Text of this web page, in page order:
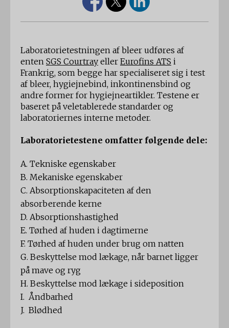
Laboratorietestningen af ​​bleer udføres af
enten SGS Courtray eller Eurofins ATS i
Frankrig, som begge har specialiseret sig i test
af bleer, hygiejnebind, inkontinensbind og
andre former for hygiejneartikler. Testene er
baseret på veletablerede standarder og
laboratoriernes interne metoder.
Laboratorietestene omfatter følgende dele:
A. Tekniske egenskaber
B. Mekaniske egenskaber
C. Absorptionskapaciteten af ​​den
absorberende kerne
D. Absorptionshastighed
E. Tørhed af huden i dagtimerne
F. Tørhed af huden under brug om natten
G. Beskyttelse mod lækage, når barnet ligger
på mave og ryg
H. Beskyttelse mod lækage i sideposition
I. Åndbarhed
J. Blødhed